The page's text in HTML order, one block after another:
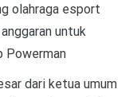
olahraga esport
untuk
Powerman
dari ketua umum